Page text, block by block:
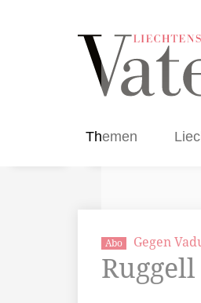
Themen
Abo Gegen